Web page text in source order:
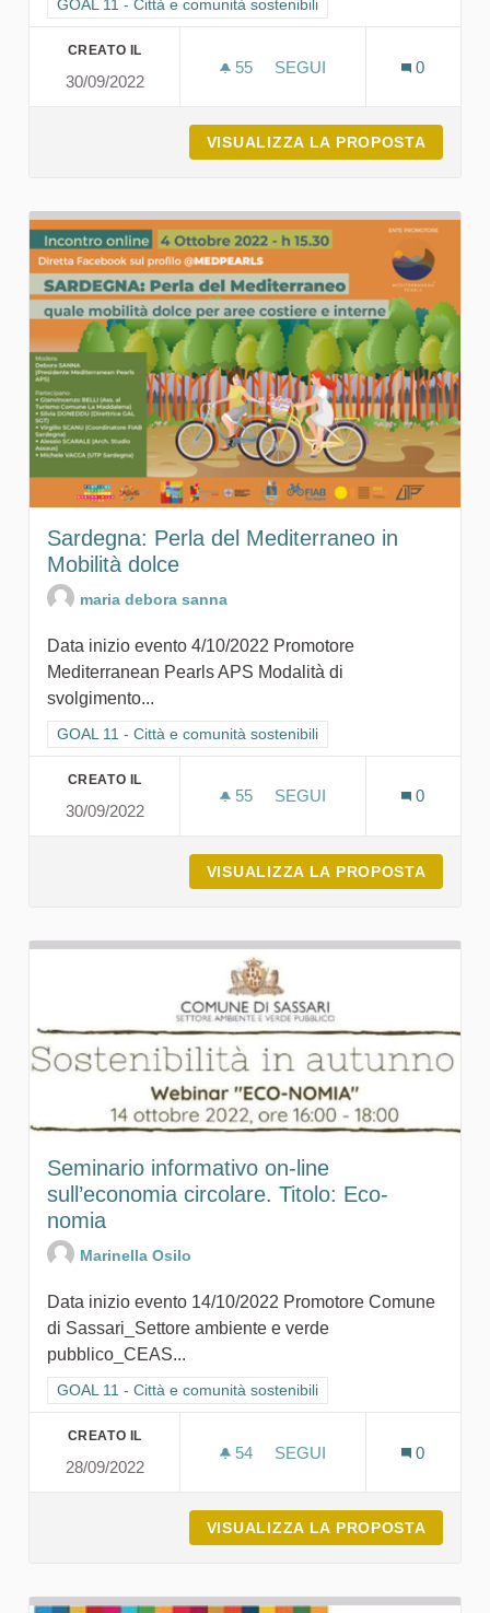
Filtra i risultati per categoria: GOAL 11 - Città e comunità
GOAL 11 - Città e comunità sostenibili
CREATO IL
30/09/2022
55 55 SOSTENITORI
SEGUI
0
VISUALIZZA LA PROPOSTA
Sardegna: Perla del Mediterraneo in
Mobilità dolce
maria debora sanna
Data inizio evento 4/10/2022 Promotore
Mediterranean Pearls APS Modalità di
svolgimento...
Filtra i risultati per categoria: GOAL 11 - Città e comunità
GOAL 11 - Città e comunità sostenibili
CREATO IL
30/09/2022
55 55 SOSTENITORI
SEGUI
0
VISUALIZZA LA PROPOSTA
Seminario informativo on-line
sull’economia circolare. Titolo: Eco-
nomia
Marinella Osilo
Data inizio evento 14/10/2022 Promotore Comune
di Sassari_Settore ambiente e verde
pubblico_CEAS...
Filtra i risultati per categoria: GOAL 11 - Città e comunità
GOAL 11 - Città e comunità sostenibili
CREATO IL
28/09/2022
54 54 SOSTENITORI
SEGUI
0
VISUALIZZA LA PROPOSTA